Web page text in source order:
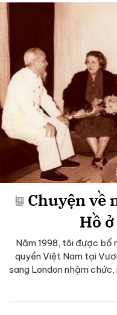
Chuyện về
Hồ
Năm 1998, tôi được bổ
quyền Việt Nam tại
sang London nhậm